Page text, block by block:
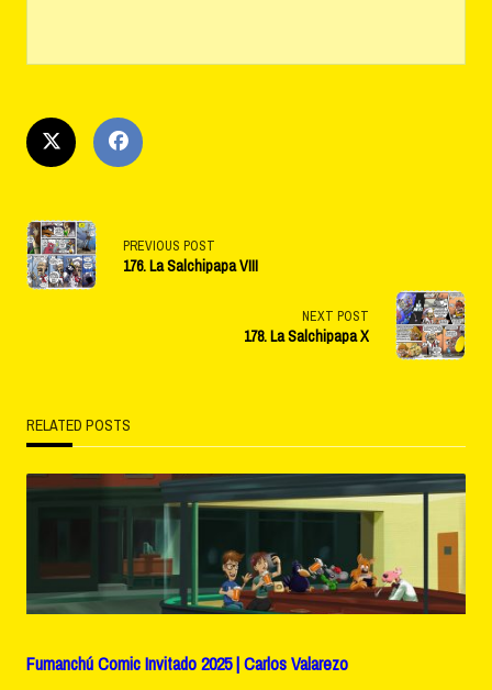
<span
class="nav-
reader-
text">Page</span>
PREVIOUS POST
176. La Salchipapa VIII
NEXT POST
178. La Salchipapa X
RELATED POSTS
Fumanchú Comic Invitado 2025 | Carlos Valarezo